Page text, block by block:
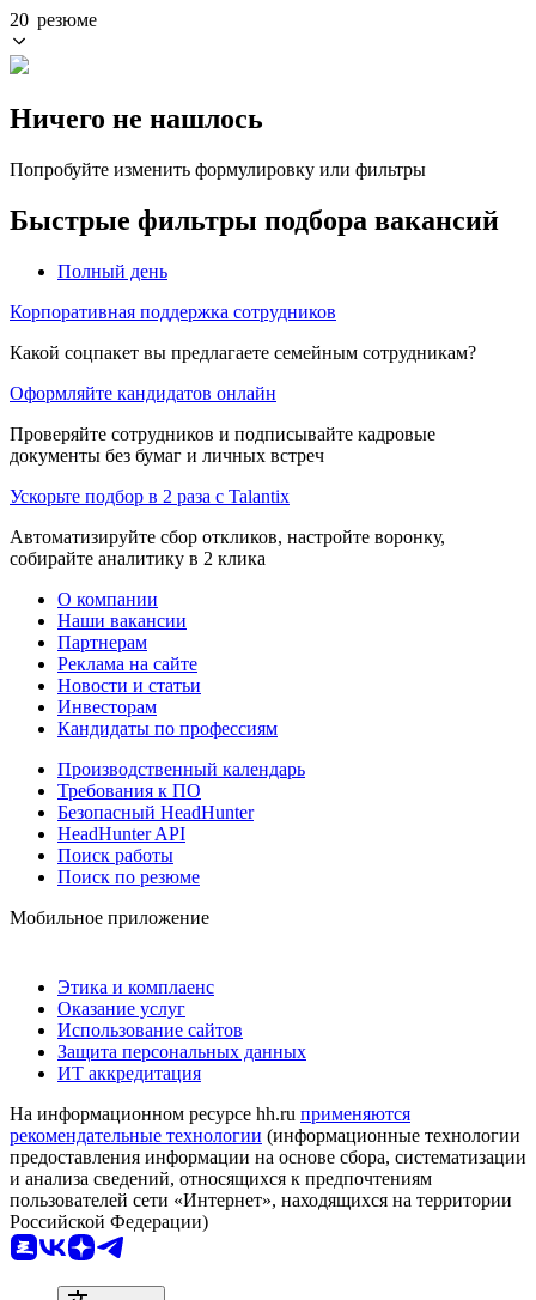
20 резюме
Ничего не нашлось
Попробуйте изменить формулировку или фильтры
Быстрые фильтры подбора вакансий
Полный день
Корпоративная поддержка сотрудников
Какой соцпакет вы предлагаете семейным сотрудникам?
Оформляйте кандидатов онлайн
Проверяйте сотрудников и подписывайте кадровые
документы без бумаг и личных встреч
Ускорьте подбор в 2 раза с Talantix
Автоматизируйте сбор откликов, настройте воронку,
собирайте аналитику в 2 клика
О компании
Наши вакансии
Партнерам
Реклама на сайте
Новости и статьи
Инвесторам
Кандидаты по профессиям
Производственный календарь
Требования к ПО
Безопасный HeadHunter
HeadHunter API
Поиск работы
Поиск по резюме
Мобильное приложение
Этика и комплаенс
Оказание услуг
Использование сайтов
Защита персональных данных
ИТ аккредитация
На информационном ресурсе hh.ru применяются
рекомендательные технологии (информационные технологии
предоставления информации на основе сбора, систематизации
и анализа сведений, относящихся к предпочтениям
пользователей сети «Интернет», находящихся на территории
Российской Федерации)